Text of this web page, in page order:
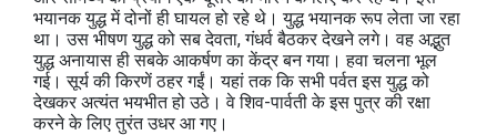
भयानक युद्ध में दोनों ही घायल हो रहे थे। युद्ध भयानक रूप लेता जा रहा
था। उस भीषण युद्ध को सब देवता, गंधर्व बैठकर देखने लगे। वह अद्भुत
युद्ध अनायास ही सबके आकर्षण का केंद्र बन गया। हवा चलना भूल
गई। सूर्य की किरणें ठहर गईं। यहां तक कि सभी पर्वत इस युद्ध को
देखकर अत्यंत भयभीत हो उठे। वे शिव-पार्वती के इस पुत्र की रक्षा
करने के लिए तुरंत उधर आ गए।